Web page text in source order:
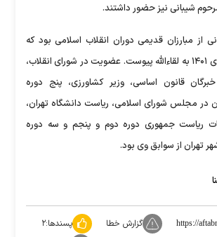
شیبانی نیز حضور داشتند.
از مبارزان قدیمی دوران انقلاب اسلامی بود که
شامگاه پنج‌شنبه ۱ دی ۱۴۰۱ به لقاءالله پیوست. عضویت در شورای انقلاب،
قانون اساسی، وزیر کشاورزی، پنج دوره
در مجلس شورای اسلامی، ریاست دانشگاه تهران،
ریاست جمهوری دوره دوم و پنجم و سه دوره
تهران از سوابق وی بود.
https:// گزارش خطا پسندها:۲